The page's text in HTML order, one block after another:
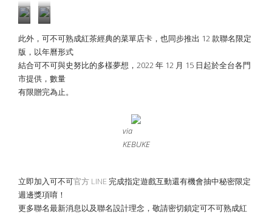
KEBUKE
KEBUKE
此外，可不可熟成紅茶經典的菜單店卡，也同步推出 12 款聯名限定
版，以年曆形式
結合可不可與史努比的多樣夢想，2022 年 12 月 15 日起於全台各門
市提供，數量
有限贈完為止。
via
KEBUKE
立即加入可不可官方 LINE 完成指定遊戲互動還有機會抽中秘密限定
週邊獎項唷！
更多聯名最新消息以及聯名設計理念，敬請密切鎖定可不可熟成紅